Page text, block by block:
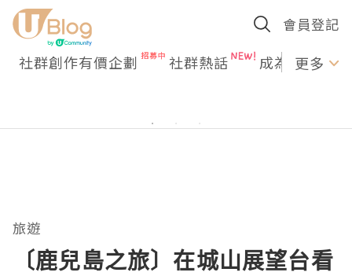
會員登記
社群創作有價企劃 社群熱話 成為U更多
旅遊
〔鹿兒島之旅〕在城山展望台看